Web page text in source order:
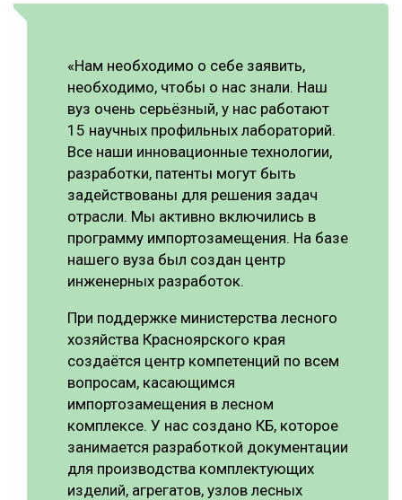
«Нам необходимо о себе заявить,
необходимо, чтобы о нас знали. Наш
вуз очень серьёзный, у нас работают
15 научных профильных лабораторий.
Все наши инновационные технологии,
разработки, патенты могут быть
задействованы для решения задач
отрасли. Мы активно включились в
программу импортозамещения. На базе
нашего вуза был создан центр
инженерных разработок.
При поддержке министерства лесного
хозяйства Красноярского края
создаётся центр компетенций по всем
вопросам, касающимся
импортозамещения в лесном
комплексе. У нас создано КБ, которое
занимается разработкой документации
для производства комплектующих
изделий, агрегатов, узлов лесных